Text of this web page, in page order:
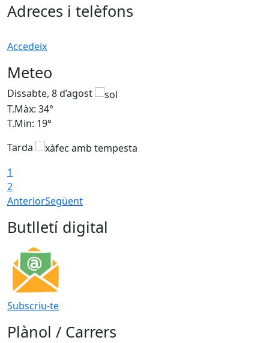
Adreces i telèfons
Accedeix
Meteo
Dissabte, 8 d’agost
T.Màx: 34°
T.Min: 19°
Tarda
1
2
AnteriorSegüent
Butlletí digital
Subscriu-te
Plànol / Carrers